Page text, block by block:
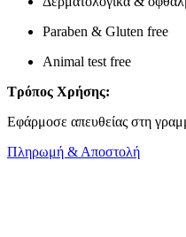
Paraben & Gluten free
Animal test free
Τρόπος Χρήσης:
Εφάρμοσε απευθείας στη
Πληρωμή & Αποστολή